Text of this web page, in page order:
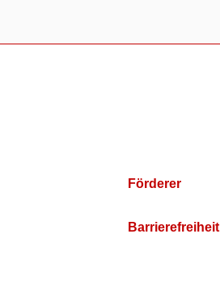
Förderer
Barrierefreiheit